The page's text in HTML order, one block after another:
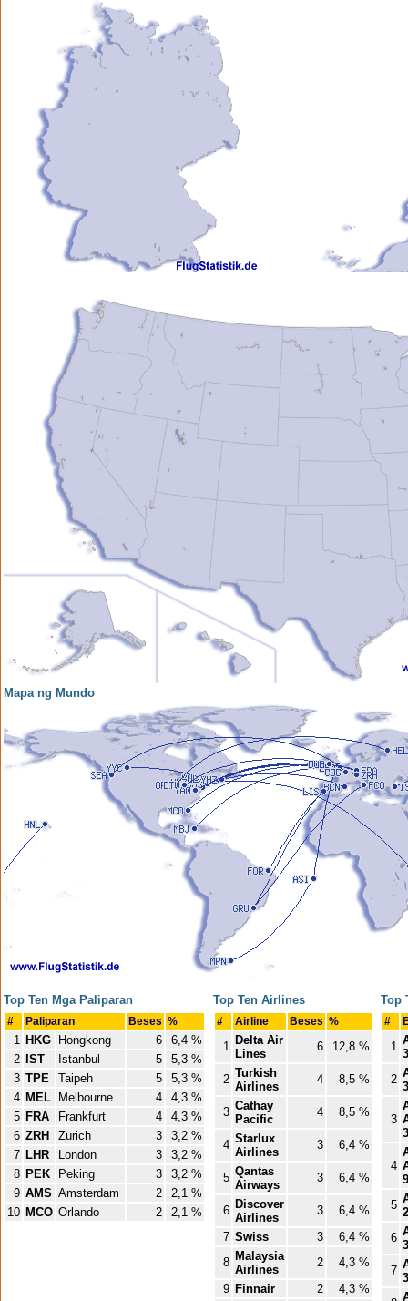
Mapa ng Mundo
Top Ten Mga Paliparan
# Paliparan Beses %
1 HKG Hongkong 6
6,4 %
2
IST Istanbul 5
5,3 %
3 TPE Taipeh 5
5,3 %
4 MEL Melbourne 4
4,3 %
5 FRA Frankfurt 4
4,3 %
6 ZRH Zürich 3
3,2 %
7 LHR London 3
3,2 %
8 PEK Peking 3
3,2 %
9 AMS Amsterdam 2
2,1 %
10 MCO Orlando 2 2,1 %
Top Ten Airlines
# Airline Beses %
1 Delta Air
Lines
6 12,8 %
2 Turkish
Airlines
4 8,5 %
3 Cathay
Pacific
4 8,5 %
4 Starlux
Airlines
3 6,4 %
5 Qantas
Airways
3 6,4 %
6 Discover
Airlines
3
6,4 %
7 Swiss 3
6,4 %
8 Malaysia
Airlines
2
4,3 %
9 Finnair 2
4,3 %
Top
#
1
2
3
4
5
6
7